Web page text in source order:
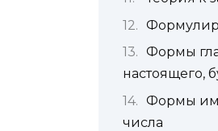
Формы
настоящего,
Формы
числа